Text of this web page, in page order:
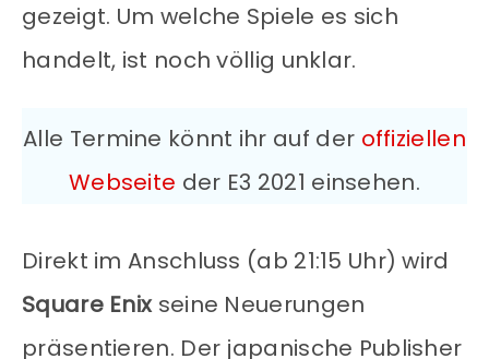
gezeigt. Um welche Spiele es sich
handelt, ist noch völlig unklar.
Alle Termine könnt ihr auf der offiziellen
Webseite der E3 2021 einsehen.
Direkt im Anschluss (ab 21:15 Uhr) wird
Square Enixseine Neuerungen
präsentieren. Der japanische Publisher